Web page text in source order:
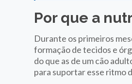
Por que a
Durante os primeiros
formação de tecidos e
do que as de um cão
para suportar esse ritmo